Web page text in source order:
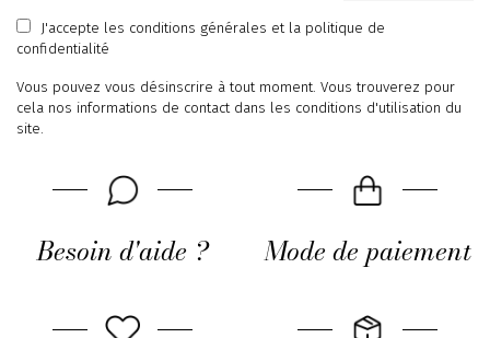
address
J'accepte les conditions générales et la politique de
confidentialité
Vous pouvez vous désinscrire à tout moment. Vous trouverez pour
cela nos informations de contact dans les conditions d'utilisation du
site.
Besoin d'aide ? Mode de paiement